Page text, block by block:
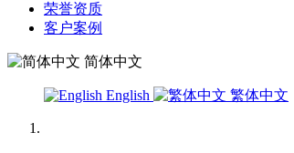
荣誉资质
客户案例
简体中文
English 繁体中文